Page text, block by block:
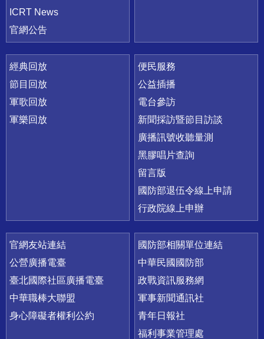
ICRT News
官網公告
經典回放
節目回放
軍歌回放
軍樂回放
便民服務
公益插播
電台參訪
新聞採訪暨節目訪談
廣播訊號收聽量測
黑膠唱片查詢
留言版
國防部退伍令線上申請
行政院線上申辦
官網友站連結
公營廣播電臺
臺北國際社區廣播電臺
中華職棒大聯盟
身心障礙者權利公約
國防部相關單位連結
中華民國國防部
政戰資訊服務網
軍事新聞通訊社
青年日報社
福利事業管理處